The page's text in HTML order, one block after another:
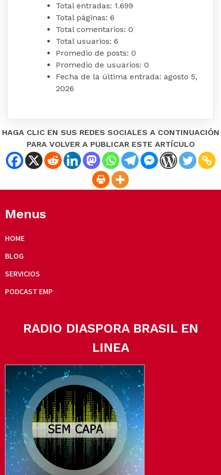
Total entradas: 1.699
Total páginas: 6
Total comentarios: 0
Total usuarios: 6
Promedio de posts: 0
Promedio de usuarios: 0
Fecha de la última entrada: agosto 5,
2026
HAGA CLIC EN SUS REDES SOCIALES A CONTINUACIÓN
PARA VOLVER A PUBLICAR ESTE ARTÍCULO
Menus
HOME
BLOG
SERVICIOS
PODCAST EMP
RADIO DIASPORA BRASIL EN
LINEA